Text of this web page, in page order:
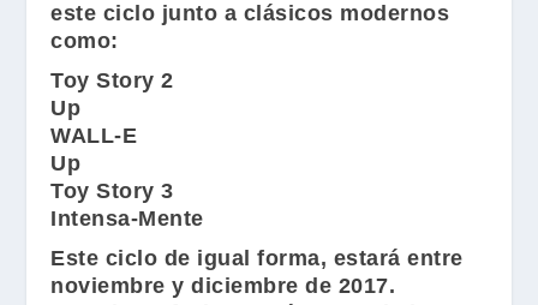
este ciclo junto a clásicos modernos
como:
Toy Story 2
Up
WALL-E
Up
Toy Story 3
Intensa-Mente
Este ciclo de igual forma, estará entre
noviembre y diciembre de 2017.